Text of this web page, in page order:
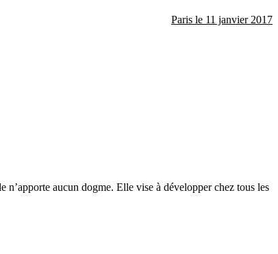
Paris le 11 janvier 2017
n’apporte aucun dogme. Elle vise à développer chez tous les